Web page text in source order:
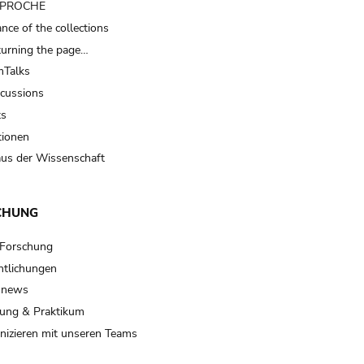
of the collections
the page…
der Wissenschaft
& Praktikum
mit unseren Teams